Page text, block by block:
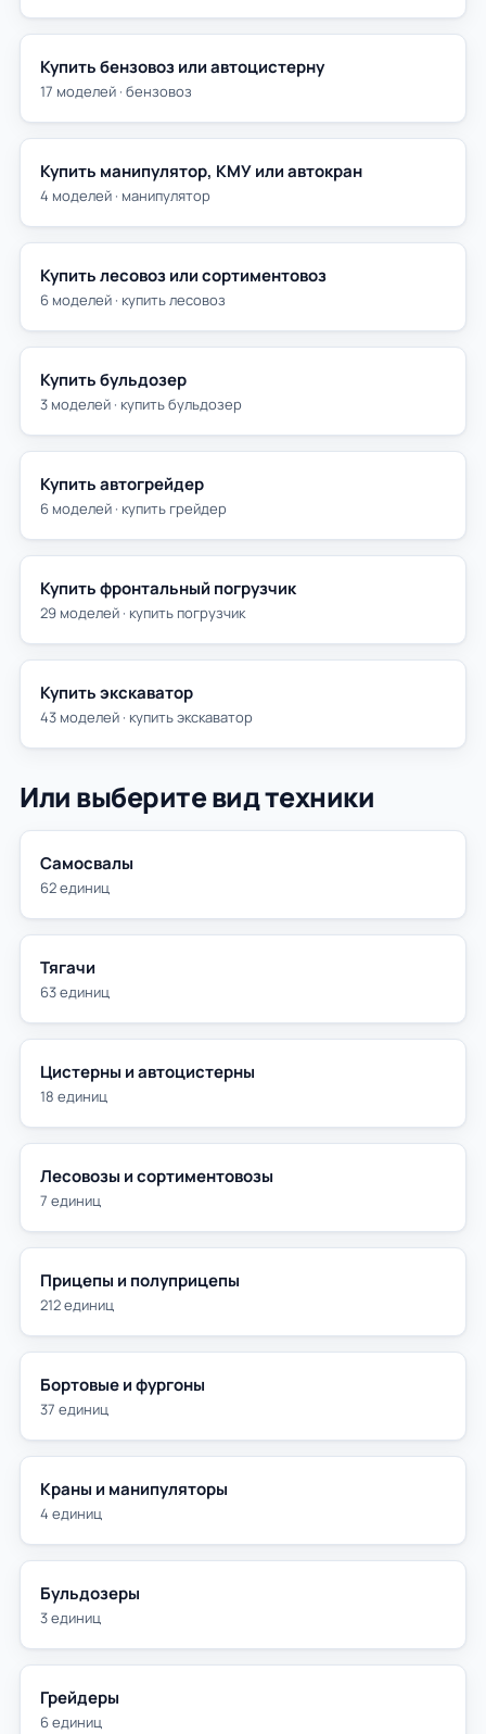
Купить бензовоз или автоцистерну
17 моделей · бензовоз
Купить манипулятор, КМУ или автокран
4 моделей · манипулятор
Купить лесовоз или сортиментовоз
6 моделей · купить лесовоз
Купить бульдозер
3 моделей · купить бульдозер
Купить автогрейдер
6 моделей · купить грейдер
Купить фронтальный погрузчик
29 моделей · купить погрузчик
Купить экскаватор
43 моделей · купить экскаватор
Или выберите вид техники
Самосвалы
62 единиц
Тягачи
63 единиц
Цистерны и автоцистерны
18 единиц
Лесовозы и сортиментовозы
7 единиц
Прицепы и полуприцепы
212 единиц
Бортовые и фургоны
37 единиц
Краны и манипуляторы
4 единиц
Бульдозеры
3 единиц
Грейдеры
6 единиц